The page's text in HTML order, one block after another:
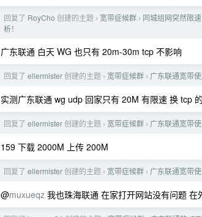
回复了 RoyCho 创建的主题 › 宽带症候群 › 同城组网突然限
析！
广东联通 白天 WG 也只有 20m-30m tcp 不影响
回复了 ellermister创建的主题 › 宽带症候群 › 广东联通宽带
实测广东联通 wg udp 回家只有 20M 有限速 换 tcp
回复了 ellermister创建的主题 › 宽带症候群 › 广东联通宽带
159 下载 2000M 上传 200M
回复了 ellermister创建的主题 › 宽带症候群 › 广东联通宽带
@muxueqz 我也珠海联通 在家打开网站没有问题